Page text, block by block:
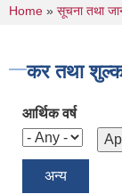
You are
Home » सूचना तथा
कर तथा
आर्थिक वर्ष
अन्य